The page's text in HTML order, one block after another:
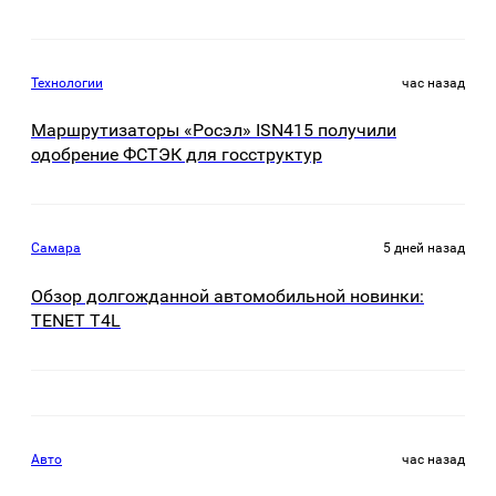
Технологии час назад
Маршрутизаторы «Росэл» ISN415 получили
одобрение ФСТЭК для госструктур
Самара 5 дней назад
Обзор долгожданной автомобильной новинки:
TENET Т4L
Авто час назад